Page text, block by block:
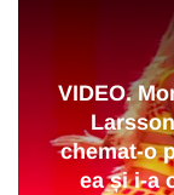
VIDEO.
chemat-o
ea și i-a